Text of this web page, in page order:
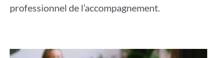
professionnel de l’accompagnement.